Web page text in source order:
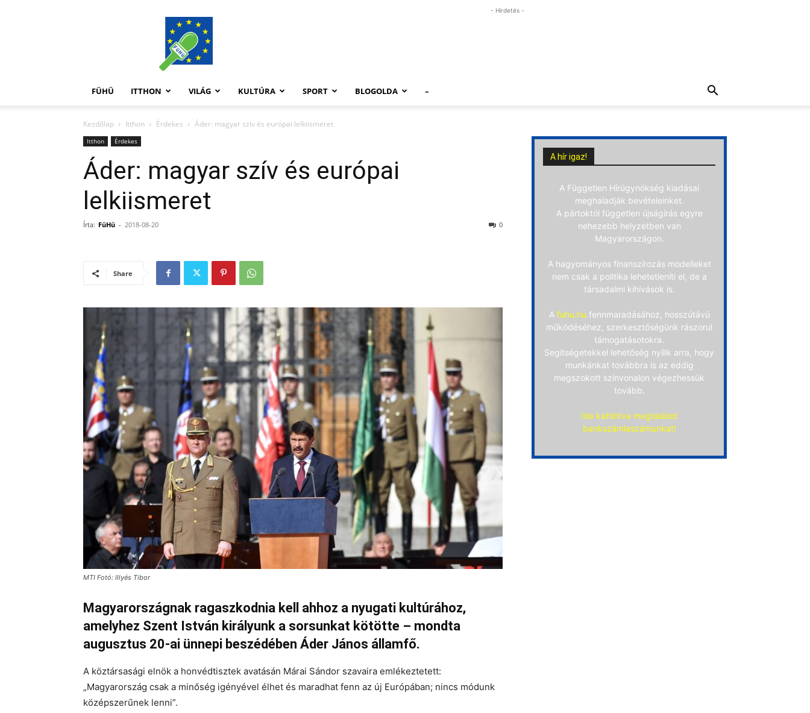
FüHü
- Hirdetés -
FÜHÜ ITTHON VILÁG KULTÚRA SPORT BLOGOLDA –
Kezdőlap Itthon Érdekes Áder: magyar szív és európai lelkiismeret
Itthon Érdekes
Áder: magyar szív és európai
lelkiismeret
Írta: FüHü - 2018-08-20 0
Share
MTI Fotó: Illyés Tibor
Magyarországnak ragaszkodnia kell ahhoz a nyugati kultúrához,
amelyhez Szent István királyunk a sorsunkat kötötte – mondta
augusztus 20-ai ünnepi beszédében Áder János államfő.
A köztársasági elnök a honvédtisztek avatásán Márai Sándor szavaira emlékeztetett:
„Magyarország csak a minőség igényével élhet és maradhat fenn az új Európában; nincs módunk
középszerűnek lenni”.
A hír igaz!
A Független Hírügynökség kiadásai
meghaladják bevételeinket.
A pártoktól független újságírás egyre
nehezebb helyzetben van
Magyarországon.
A hagyományos finanszírozás modelleket
nem csak a politika lehetetleníti el, de a
társadalmi kihívások is.
A fuhu.hu fennmaradásához, hosszútávú
működéséhez, szerkesztőségünk rászorul
támogatásotokra.
Segítségetekkel lehetőség nyílik arra, hogy
munkánkat továbbra is az eddig
megszokott színvonalon végezhessük
tovább.
Ide kattintva megtalálod
bankszámlaszámunkat!